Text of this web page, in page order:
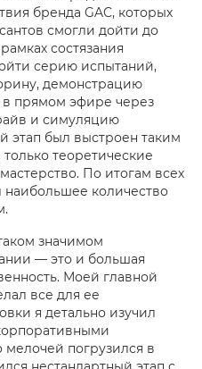
бренда GAC, которых
смогли дойти до
состязания
серию испытаний,
демонстрацию
прямом эфире через
и симуляцию
этап был выстроен таким
теоретические
По итогам всех
наибольшее количество
значимом
— это и большая
Моей главной
все для ее
я детально изучил
погрузился в